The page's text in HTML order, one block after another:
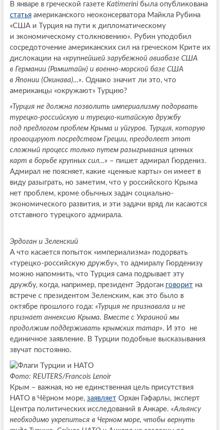
В январе в греческой газете Katimeriniбыла опубликована
статьяамериканского неоконсерватора Майкла Рубина
«США и Турция на пути к дипломатическому
и экономическому столкновению». Рубин уподобил
сосредоточение американских сил на греческом Крите их
дислокации на «крупнейшей зарубежной авиабазе США
в Германии (Рамштайн) и военно-морской базе США
в Японии (Окинава)…». Однако значит ли это, что
американцы «окружают» Турцию?
«Турция не должна позволить империализму подорвать
турецко-российскую и турецко-китайскую дружбу
под предлогом проблем Крыма и уйгуров. Турция, которую
провоцируют посредством Греции, преодолеет этот
сложный процесс только путем разыгрывания ценных
карт в борьбе крупных сил…» – пишет адмирал Гюрдениз.
Адмирал не поясняет, какие «ценные карты» он имеет в
виду разыграть, но заметим, что у российского Крыма
нет проблем, кроме обычных задач социально-
экономического развития, и эти задачи вряд ли касаются
отставного турецкого адмирала.
Эрдоган и Зеленский
А что касается попыток «империализма» подорвать
«турецко-российскую дружбу», то адмиралу Гюрденизу
можно напомнить, что Турция сама подрывает эту
дружбу, когда, например, президент Эрдоган говоритна
встрече с президентом Зеленским, как это было в
октябре прошлого года: «Турция не признавала и не
признает аннексию Крыма. Вместе с Украиной мы
продолжим поддерживать крымских татар». И это не
единичное заявление. В Турции подобные высказывания
звучат постоянно.
Фото: REUTERS/Francois Lenoir
Крым – важная, но не единственная цель присутствия
НАТО в Чёрном море, заявляетОрхан Гафарлы, эксперт
Центра политических исследований в Анкаре. «Альянсу
необходимо укрепиться в Черном море, чтобы вернуть